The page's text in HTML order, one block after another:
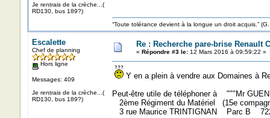
Je rentrais de la crèche...(
RD130, bus 189?)
“Toute tolérance devient à la longue un droit acquis.”
Escalette
Chef de planning
Hors ligne
Messages: 409
Je rentrais de la crèche...(
RD130, bus 189?)
Re : Recherche pare-brise Renault
« Répondre #3 le:12 Mars 2016 à 09:59:22 »
Y en a plein à vendre aux Domaines à
Peut-être utile de téléphoner à """Mr
2ème Régiment du Matériel (15e
3 rue Maurice TRINTIGNAN Parc B